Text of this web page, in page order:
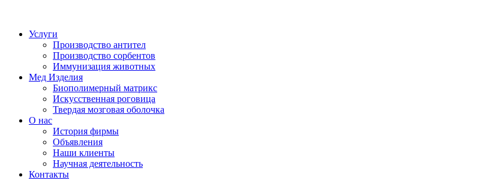
*цена указана без
Услуги
Производство антител
Производство сорбентов
Иммунизация животных
Мед Изделия
Биополимерный матрикс
Искусственная роговица
Твердая мозговая оболочка
О нас
История фирмы
Объявления
Наши клиенты
Научная деятельность
Контакты